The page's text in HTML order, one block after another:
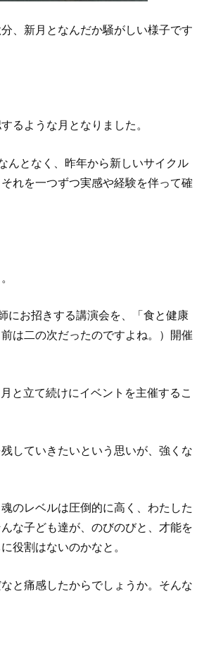
、新月となんだか騒がしい様子です
るような月となりました。
んとなく、昨年から新しいサイクル
れを一つずつ実感や経験を伴って確
にお招きする講演会を、「食と健康
は二の次だったのですよね。）開催
と立て続けにイベントを主催するこ
していきたいという思いが、強くな
のレベルは圧倒的に高く、わたした
な子ども達が、のびのびと、才能を
役割はないのかなと。
と痛感したからでしょうか。そんな